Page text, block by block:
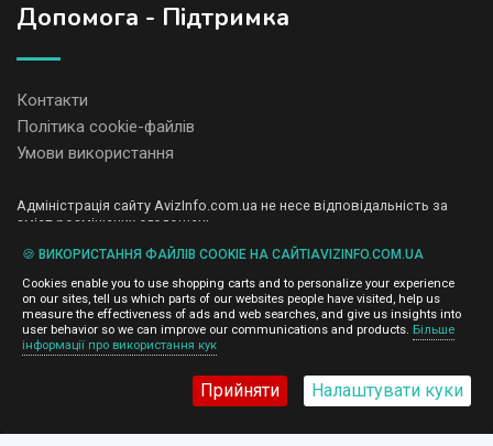
Допомога - Підтримка
Контакти
Політика cookie-файлів
Умови використання
Адміністрація сайту AvizInfo.com.ua не несе відповідальність за
зміст розміщених оголошень.
і не продаємо особисту інформацію зареєстрованих користувачів
AvizInfo.com.ua третім особам. Ми не відповідаємо за правила
конфіденційності сайтів на які посилається AvizInfo.com.ua. На
деяких сторінках нашого сайту представлена реклама Google
Adsense Advertising Network. Щоб дізнатися детальніше про
правила конфіденційності Google
🍪 ВИКОРИСТАННЯ ФАЙЛІВ COOKIE НА САЙТІAVIZINFO.COM.UA
Cookies enable you to use shopping carts and to personalize your experience
on our sites, tell us which parts of our websites people have visited, help us
measure the effectiveness of ads and web searches, and give us insights into
user behavior so we can improve our communications and products. Більше
інформації про використання кук
Прийняти Налаштувати куки